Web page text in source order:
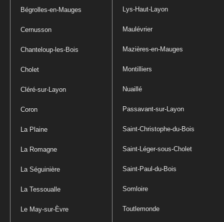
Bégrolles-en-Mauges
Cernusson
Chanteloup-les-Bois
Cholet
Cléré-sur-Layon
Coron
La Plaine
La Romagne
La Séguinière
La Tessoualle
Le May-sur-Èvre
Lys-Haut-Layon
Maulévrier
Mazières-en-Mauges
Montilliers
Nuaillé
Passavant-sur-Layon
Saint-Christophe-du-Bois
Saint-Léger-sous-Cholet
Saint-Paul-du-Bois
Somloire
Toutlemonde